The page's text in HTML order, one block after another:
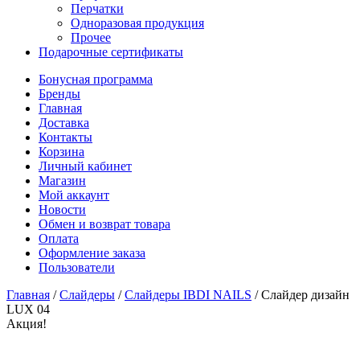
Перчатки
Одноразовая продукция
Прочее
Подарочные сертификаты
Бонусная программа
Бренды
Главная
Доставка
Контакты
Корзина
Личный кабинет
Магазин
Мой аккаунт
Новости
Обмен и возврат товара
Оплата
Оформление заказа
Пользователи
Главная /Слайдеры /Слайдеры IBDI NAILS /Слайдер дизайн
LUX 04
Акция!